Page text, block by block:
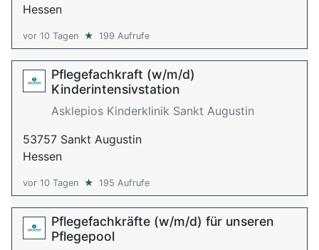
Hessen
vor 10 Tagen ★ 199 Aufrufe
Pflegefachkraft (w/m/d)
Kinderintensivstation
Asklepios Kinderklinik Sankt Augustin
53757 Sankt Augustin
Hessen
vor 10 Tagen ★ 195 Aufrufe
Pflegefachkräfte (w/m/d) für unseren
Pflegepool